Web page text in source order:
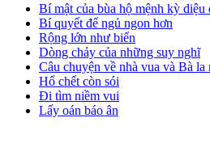
Bí mật của bùa hộ mệnh kỳ diệu
Bí quyết để ngủ ngon hơn
Rộng lớn như biển
Dòng chảy của những suy nghĩ
Câu chuyện về nhà vua và Bà la
Hổ chết còn sói
Đi tìm niềm vui
Lấy oán báo ân